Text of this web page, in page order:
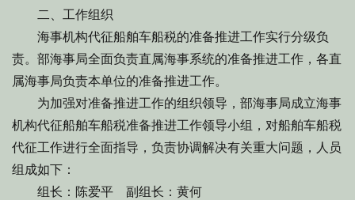
二、工作组织
海事机构代征船舶车船税的准备推进工作实行分级负
责。部海事局全面负责直属海事系统的准备推进工作，各直
属海事局负责本单位的准备推进工作。
为加强对准备推进工作的组织领导，部海事局成立海事
机构代征船舶车船税准备推进工作领导小组，对船舶车船税
代征工作进行全面指导，负责协调解决有关重大问题，人员
组成如下：
组长：陈爱平 副组长：黄何